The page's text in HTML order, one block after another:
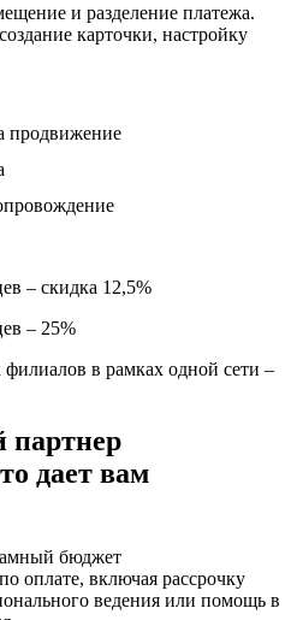
и разделение платежа.
карточки, настройку
продвижение
– скидка 12,5%
– 25%
в рамках одной сети –
дает вам
бюджет
оплате, включая рассрочку
ведения или помощь в